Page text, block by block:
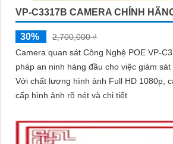
VP-C3317B CAMERA CHÍNH
30%
2,700,000 ₫
Camera quan sát Công Nghệ POE VP-
pháp an ninh hàng đầu cho việc giám
Với chất lượng hình ảnh Full HD 1080p,
cấp hình ảnh rõ nét và chi tiết